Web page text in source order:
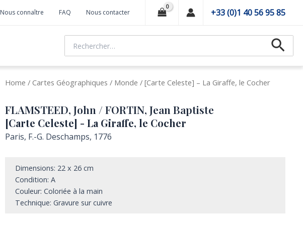
Nous connaître FAQ Nous contacter +33 (0)1 40 56 95 85
Home / Cartes Géographiques / Monde / [Carte Celeste] – La Giraffe, le Cocher
FLAMSTEED, John / FORTIN, Jean Baptiste
[Carte Celeste] - La Giraffe, le Cocher
Paris, F.-G. Deschamps, 1776
Dimensions: 22 x 26 cm
Condition: A
Couleur: Coloriée à la main
Technique: Gravure sur cuivre